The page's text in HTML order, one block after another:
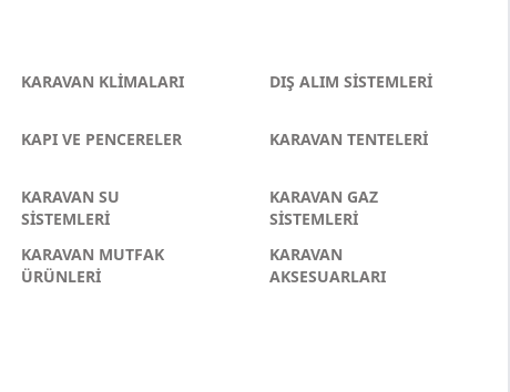
KARAVAN KLİMALARI DIŞ ALIM SİSTEMLERİ
KAPI VE PENCERELER KARAVAN TENTELERİ
KARAVAN SU
SİSTEMLERİ
KARAVAN GAZ
SİSTEMLERİ
KARAVAN MUTFAK
ÜRÜNLERİ
KARAVAN
AKSESUARLARI